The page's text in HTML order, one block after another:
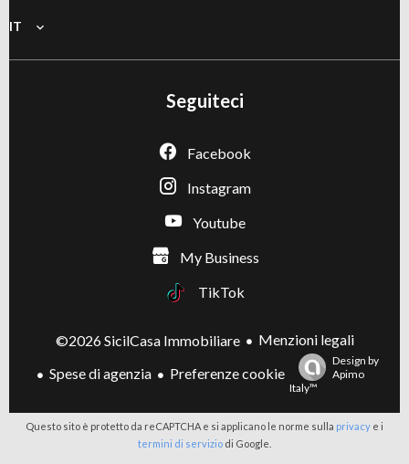
IT
Seguiteci
Facebook
Instagram
Youtube
My Business
TikTok
©2026 SicilCasa Immobiliare
Menzioni legali
Spese di agenzia
Preferenze cookie
Design by
Apimo
Italy™
Questo sito è protetto da reCAPTCHA e si applicano le norme sulla privacy e i
termini di servizio di Google.